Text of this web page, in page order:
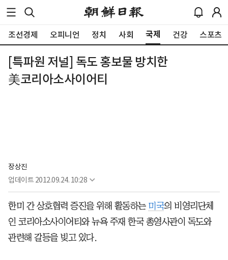
조선경제 오피니언 정치 사회 국제 건강 스포츠
[특파원 저널] 독도 홍보물 방치한
美코리아소사이어티
장상진
업데이트 2012.09.24. 10:28
한미 간 상호협력 증진을 위해 활동하는 미국의 비영리단체
인 코리아소사이어티와 뉴욕 주재 한국 총영사관이 독도와
관련해 갈등을 빚고 있다.